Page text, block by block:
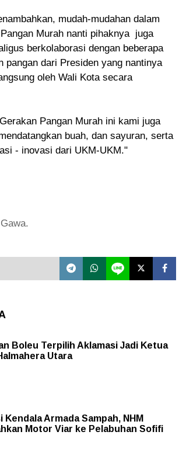
mudah-mudahan dalam
Murah nanti pihaknya juga
berkolaborasi dengan beberapa
pangan dari Presiden yang nantinya
oleh Wali Kota secara
Pangan Murah ini kami juga
buah, dan sayuran, serta
- inovasi dari UKM-UKM."
Boleu Terpilih Aklamasi Jadi Ketua
Utara
Kendala Armada Sampah, NHM
Motor Viar ke Pelabuhan Sofifi